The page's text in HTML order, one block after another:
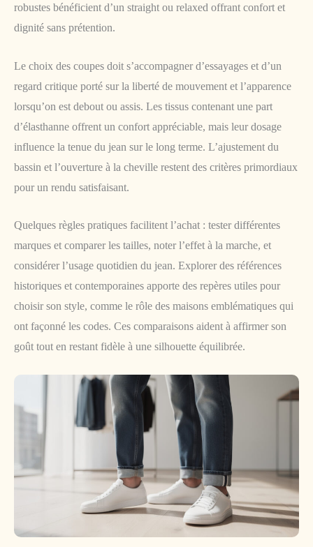
robustes bénéficient d’un straight ou relaxed offrant confort et
dignité sans prétention.
Le choix des coupes doit s’accompagner d’essayages et d’un
regard critique porté sur la liberté de mouvement et l’apparence
lorsqu’on est debout ou assis. Les tissus contenant une part
d’élasthanne offrent un confort appréciable, mais leur dosage
influence la tenue du jean sur le long terme. L’ajustement du
bassin et l’ouverture à la cheville restent des critères primordiaux
pour un rendu satisfaisant.
Quelques règles pratiques facilitent l’achat : tester différentes
marques et comparer les tailles, noter l’effet à la marche, et
considérer l’usage quotidien du jean. Explorer des références
historiques et contemporaines apporte des repères utiles pour
choisir son style, comme le rôle des maisons emblématiques qui
ont façonné les codes. Ces comparaisons aident à affirmer son
goût tout en restant fidèle à une silhouette équilibrée.